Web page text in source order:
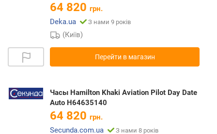
64 820 грн.
Deka.ua
З нами 9 років
(Київ)
Перейти в магазин
Часы Hamilton Khaki Aviation Pilot Day Date
Auto H64635140
64 820 грн.
Secunda.com.ua
З нами 8 років